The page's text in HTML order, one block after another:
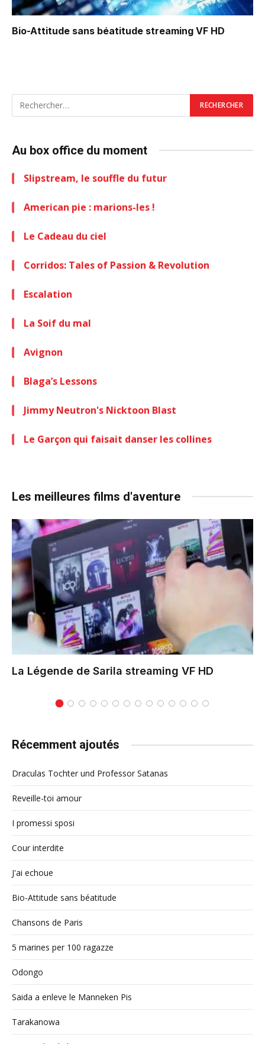
Bio-Attitude sans béatitude streaming VF HD
Au box office du moment
Slipstream, le souffle du futur
American pie : marions-les !
Le Cadeau du ciel
Corridos: Tales of Passion & Revolution
Escalation
La Soif du mal
Avignon
Blaga’s Lessons
Jimmy Neutron's Nicktoon Blast
Le Garçon qui faisait danser les collines
Les meilleures films d'aventure
La Légende de Sarila streaming VF HD
Récemment ajoutés
Draculas Tochter und Professor Satanas
Reveille-toi amour
I promessi sposi
Cour interdite
J'ai echoue
Bio-Attitude sans béatitude
Chansons de Paris
5 marines per 100 ragazze
Odongo
Saida a enleve le Manneken Pis
Tarakanowa